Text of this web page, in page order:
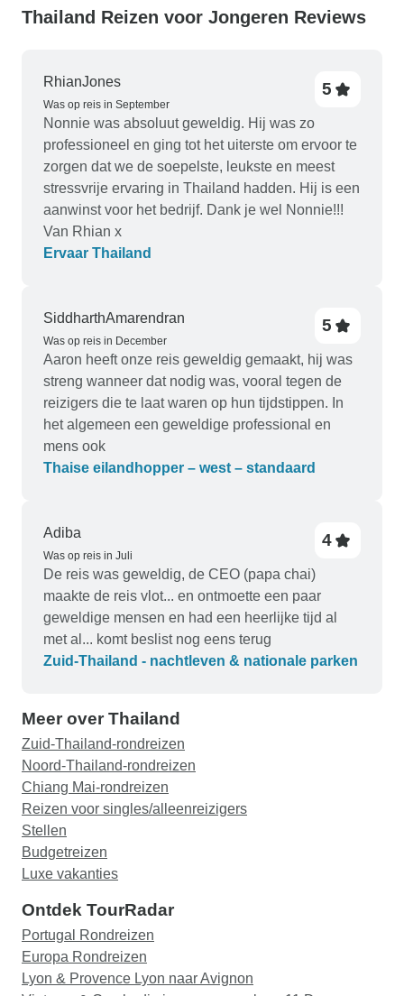
Thailand Reizen voor Jongeren Reviews
RhianJones
Was op reis in September
5
Nonnie was absoluut geweldig. Hij was zo
professioneel en ging tot het uiterste om ervoor te
zorgen dat we de soepelste, leukste en meest
stressvrije ervaring in Thailand hadden. Hij is een
aanwinst voor het bedrijf. Dank je wel Nonnie!!!
Van Rhian x
Ervaar Thailand
SiddharthAmarendran
Was op reis in December
5
Aaron heeft onze reis geweldig gemaakt, hij was
streng wanneer dat nodig was, vooral tegen de
reizigers die te laat waren op hun tijdstippen. In
het algemeen een geweldige professional en
mens ook
Thaise eilandhopper – west – standaard
Adiba
Was op reis in Juli
4
De reis was geweldig, de CEO (papa chai)
maakte de reis vlot... en ontmoette een paar
geweldige mensen en had een heerlijke tijd al
met al... komt beslist nog eens terug
Zuid-Thailand - nachtleven & nationale parken
Meer over Thailand
Zuid-Thailand-rondreizen
Noord-Thailand-rondreizen
Chiang Mai-rondreizen
Reizen voor singles/alleenreizigers
Stellen
Budgetreizen
Luxe vakanties
Ontdek TourRadar
Portugal Rondreizen
Europa Rondreizen
Lyon & Provence Lyon naar Avignon